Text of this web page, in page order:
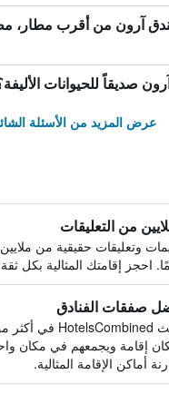
آرون من أقرب مطار،
صديقاً للحيوانات
عرض المزيد من الأسئلة
من التعليقات
وتعليقات حقيقية من ملايين
احجز إقامتك المثالية بكل
صفقات الفنادق
إقامة ويجمعهم في مكان
أماكن الإقامة المثالية.